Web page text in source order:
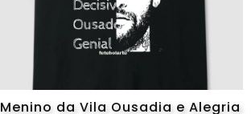
Menino da Vila Ousadia e Alegria